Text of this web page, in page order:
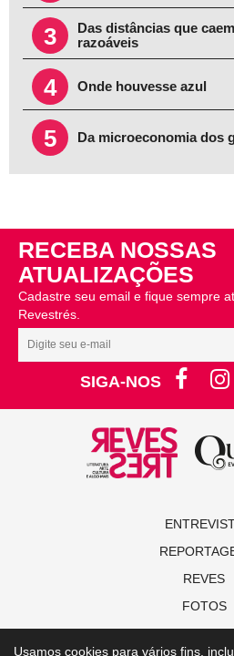
3
Das distâncias que
razoáveis
4 Onde houvesse azul
5 Da microeconomia dos
RECEBA NOSSAS
ATUALIZAÇÕES
Cadastre seu email e fique sempre
Revestrés.
SIGA-NOS
REVES
FOTOS
NOVAS
Usamos cookies para vários fins,